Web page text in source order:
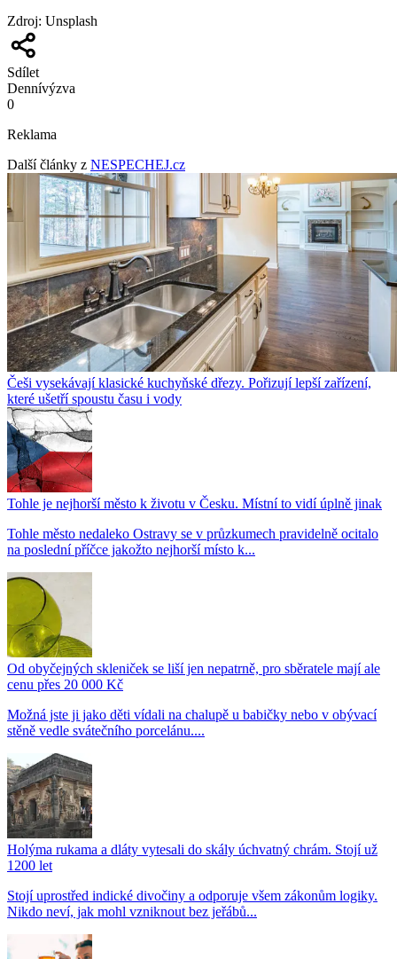
Zdroj: Unsplash
Sdílet
Dennívýzva
0
Reklama
Další články z NESPECHEJ.cz
Češi vysekávají klasické kuchyňské dřezy. Pořizují lepší zařízení,
které ušetří spoustu času i vody
Tohle je nejhorší město k životu v Česku. Místní to vidí úplně jinak
Tohle město nedaleko Ostravy se v průzkumech pravidelně ocitalo
na poslední příčce jakožto nejhorší místo k...
Od obyčejných skleniček se liší jen nepatrně, pro sběratele mají ale
cenu přes 20 000 Kč
Možná jste ji jako děti vídali na chalupě u babičky nebo v obývací
stěně vedle svátečního porcelánu....
Holýma rukama a dláty vytesali do skály úchvatný chrám. Stojí už
1200 let
Stojí uprostřed indické divočiny a odporuje všem zákonům logiky.
Nikdo neví, jak mohl vzniknout bez jeřábů...